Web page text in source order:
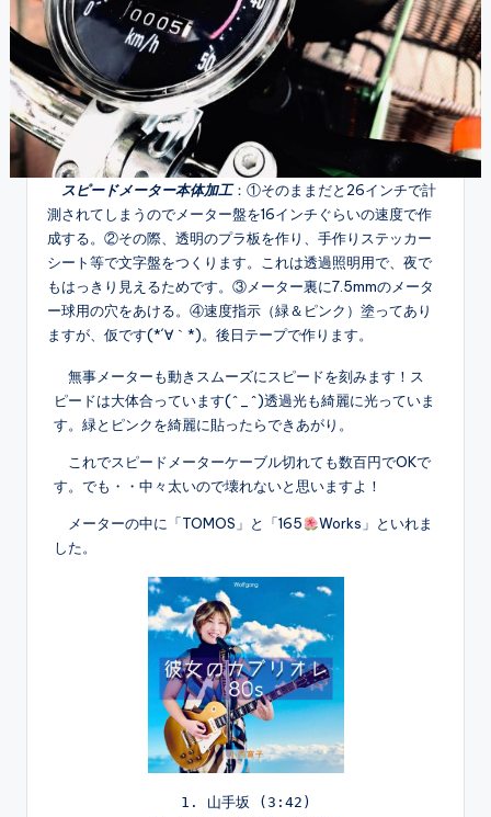
スピードメーター本体加工：①そのままだと26インチで計
測されてしまうのでメーター盤を16インチぐらいの速度で作
成する。②その際、透明のプラ板を作り、手作りステッカー
シート等で文字盤をつくります。これは透過照明用で、夜で
もはっきり見えるためです。③メーター裏に7.5mmのメータ
ー球用の穴をあける。④速度指示（緑＆ピンク）塗ってあり
ますが、仮です(*´∀｀*)。後日テープで作ります。
無事メーターも動きスムーズにスピードを刻みます！ス
ピードは大体合っています(^_^)透過光も綺麗に光っていま
す。緑とピンクを綺麗に貼ったらできあがり。
これでスピードメーターケーブル切れても数百円でOKで
す。でも・・中々太いので壊れないと思いますよ！
メーターの中に「TOMOS」と「165
Works」といれま
した。
1. 山手坂 (3:42)